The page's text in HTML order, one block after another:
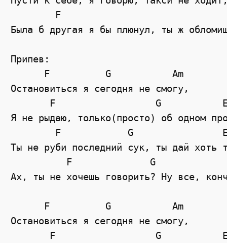
F
Была б другая я бы плюнул, ты ж
Припев:
      F          G           Am
Остановиться я сегодня не смогу,
F                  G
Я не рыдаю, только(просто) об одном
F            G
Ты не руби последний сук, ты дай хоть
F              G
Ах, ты не хочешь говорить? Ну все,
      F          G           Am
Остановиться я сегодня не смогу,
F                  G